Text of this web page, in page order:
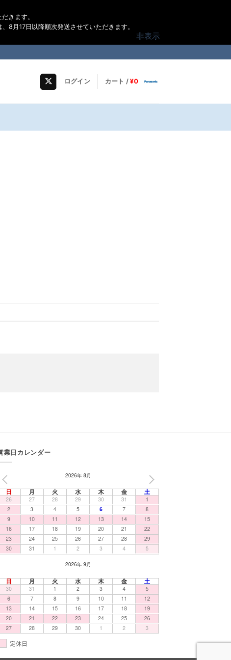
きます。
8月17日以降順次発送させていただきます。
非表示
ログイン カート /¥0
業日カレンダー
2026年 8月
日 月 火 水 木 金 土
26 27 28 29 30 31
1
2
3 4 5 6 7
8
9
10 11 12 13 14
15
16
17 18 19 20 21
22
23
24 25 26 27 28
29
30
31 1 2 3 4 5
2026年 9月
日 月 火 水 木 金 土
30 31 1 2 3 4
5
6
7 8 9 10 11
12
13
14 15 16 17 18
19
20
21 22 23 24 25
26
27
28 29 30 1 2 3
定休日